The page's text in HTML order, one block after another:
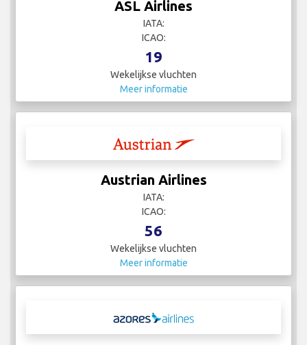
ASL Airlines
IATA:
ICAO:
19
Wekelijkse vluchten
Meer informatie
Austrian Airlines
IATA:
ICAO:
56
Wekelijkse vluchten
Meer informatie